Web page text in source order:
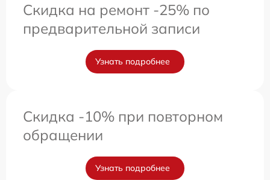
Скидка на ремонт -25% по
предварительной записи
Узнать подробнее
Скидка -10% при повторном
обращении
Узнать подробнее